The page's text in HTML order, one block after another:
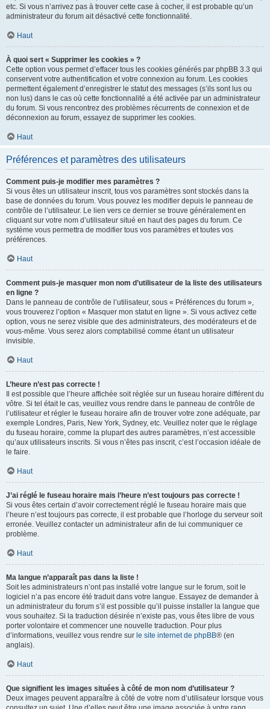
etc. Si vous n’arrivez pas à trouver cette case à cocher, il est probable qu’un
administrateur du forum ait désactivé cette fonctionnalité.
Haut
À quoi sert « Supprimer les cookies » ?
Cette option vous permet d’effacer tous les cookies générés par phpBB 3.3 qui
conservent votre authentification et votre connexion au forum. Les cookies
permettent également d’enregistrer le statut des messages (s’ils sont lus ou
non lus) dans le cas où cette fonctionnalité a été activée par un administrateur
du forum. Si vous rencontrez des problèmes récurrents de connexion et de
déconnexion au forum, essayez de supprimer les cookies.
Haut
Préférences et paramètres des utilisateurs
Comment puis-je modifier mes paramètres ?
Si vous êtes un utilisateur inscrit, tous vos paramètres sont stockés dans la
base de données du forum. Vous pouvez les modifier depuis le panneau de
contrôle de l’utilisateur. Le lien vers ce dernier se trouve généralement en
cliquant sur votre nom d’utilisateur situé en haut des pages du forum. Ce
système vous permettra de modifier tous vos paramètres et toutes vos
préférences.
Haut
Comment puis-je masquer mon nom d’utilisateur de la liste des utilisateurs
en ligne ?
Dans le panneau de contrôle de l’utilisateur, sous « Préférences du forum »,
vous trouverez l’option « Masquer mon statut en ligne ». Si vous activez cette
option, vous ne serez visible que des administrateurs, des modérateurs et de
vous-même. Vous serez alors comptabilisé comme étant un utilisateur
invisible.
Haut
L’heure n’est pas correcte !
Il est possible que l’heure affichée soit réglée sur un fuseau horaire différent du
vôtre. Si tel était le cas, veuillez vous rendre dans le panneau de contrôle de
l’utilisateur et régler le fuseau horaire afin de trouver votre zone adéquate, par
exemple Londres, Paris, New York, Sydney, etc. Veuillez noter que le réglage
du fuseau horaire, comme la plupart des autres paramètres, n’est accessible
qu’aux utilisateurs inscrits. Si vous n’êtes pas inscrit, c’est l’occasion idéale de
le faire.
Haut
J’ai réglé le fuseau horaire mais l’heure n’est toujours pas correcte !
Si vous êtes certain d’avoir correctement réglé le fuseau horaire mais que
l’heure n’est toujours pas correcte, il est probable que l’horloge du serveur soit
erronée. Veuillez contacter un administrateur afin de lui communiquer ce
problème.
Haut
Ma langue n’apparaît pas dans la liste !
Soit les administrateurs n’ont pas installé votre langue sur le forum, soit le
logiciel n’a pas encore été traduit dans votre langue. Essayez de demander à
un administrateur du forum s’il est possible qu’il puisse installer la langue que
vous souhaitez. Si la traduction désirée n’existe pas, vous êtes libre de vous
porter volontaire et commencer une nouvelle traduction. Pour plus
d’informations, veuillez vous rendre sur le site internet de phpBB® (en
anglais).
Haut
Que signifient les images situées à côté de mon nom d’utilisateur ?
Deux images peuvent apparaître à côté de votre nom d’utilisateur lorsque vous